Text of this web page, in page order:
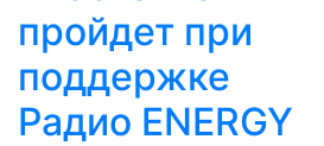
пройдет при
поддержке
Радио ENERGY